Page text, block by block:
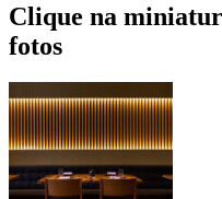
Clique na
fotos